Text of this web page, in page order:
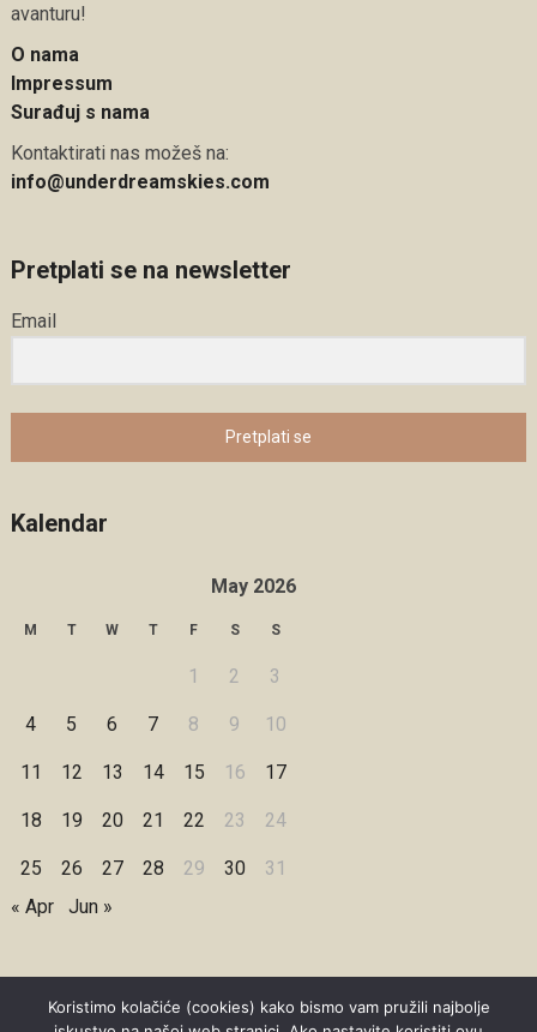
avanturu!
O nama
Impressum
Surađuj s nama
Kontaktirati nas možeš na:
info@underdreamskies.com
Pretplati se na newsletter
Email
Pretplati se
Kalendar
May 2026
M T W T F S S
1 2 3
4 5 6 7 8 9 10
11 12 13 14 15 16 17
18 19 20 21 22 23 24
25 26 27 28 29 30
31
« Apr
Jun »
Koristimo kolačiće (cookies) kako bismo vam pružili najbolje